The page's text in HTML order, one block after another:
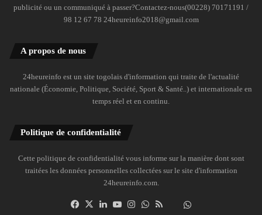
publicité ou un communiqué à passer?Contactez-nous(00228) 70171191 /
98 12 67 78 24heureinfo2018@gmail.com
A propos de nous
24heureinfo est un site togolais d'information qui traite de l'actualité
nationale (Économie, Politique, Société, Sport & Santé..) et internationale en
temps réel et en continu.
Politique de confidentialité
Cette politique de confidentialité vous informe sur la manière dont sont
traitées les données personnelles collectées sur le site d'information
24heureinfo.com.
Facebook
X LinkedinYouTubeInstagramWhatsAppDailymotion